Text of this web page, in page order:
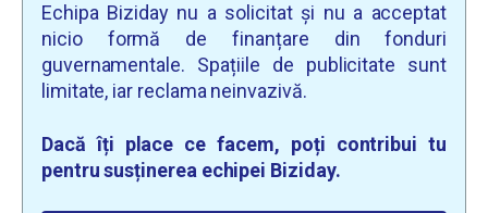
Echipa Biziday nu a solicitat și nu a acceptat
nicio formă de finanțare din fonduri
guvernamentale. Spațiile de publicitate sunt
limitate, iar reclama neinvazivă.
Dacă îți place ce facem, poți contribui tu
pentru susținerea echipei Biziday.